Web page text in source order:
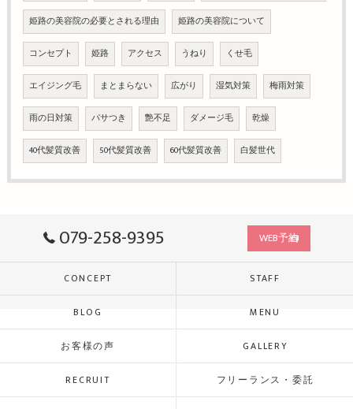
姫路の美容院の必要とされる理由 姫路の美容院について
コンセプト 姫路 アクセス うねり くせ毛
エイジング毛 まとまらない 広がり 湿気対策 梅雨対策
雨の日対策 パサつき 艶不足 ダメージ毛 乾燥
40代髪質改善 50代髪質改善 60代髪質改善 白髪世代
079-258-9395 WEB予約
CONCEPT STAFF
BLOG MENU
お客様の声 GALLERY
RECRUIT フリーランス・委託